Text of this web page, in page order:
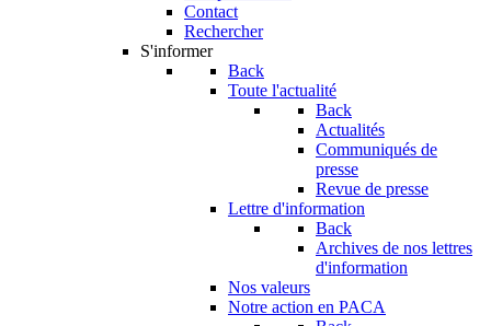
Contact
Rechercher
S'informer
Back
Toute l'actualité
Back
Actualités
Communiqués de
presse
Revue de presse
Lettre d'information
Back
Archives de nos lettres
d'information
Nos valeurs
Notre action en PACA